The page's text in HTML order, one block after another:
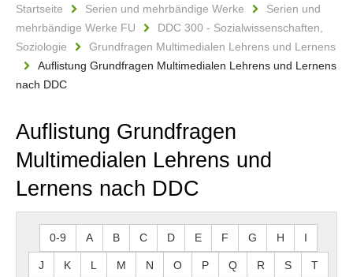
Startseite Serien und mehrbändige Werke
Serien und
mehrbändige Werke FU
DDC 300 - Sozialwissenschaften,
Soziologie
Grundfragen Multimedialen Lehrens und Lernens
Auflistung Grundfragen Multimedialen Lehrens und Lernens
nach DDC
Auflistung Grundfragen
Multimedialen Lehrens und
Lernens nach DDC
0-9 A B C D E F G H I
J K L M N O P Q R S T